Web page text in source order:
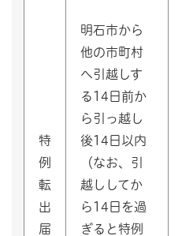
特
例
転
出
届
明石市から
他の市町村
へ引越しす
る14日前か
ら引っ越し
後14日以内
（なお、引
越ししてか
ら14日を過
ぎると特例